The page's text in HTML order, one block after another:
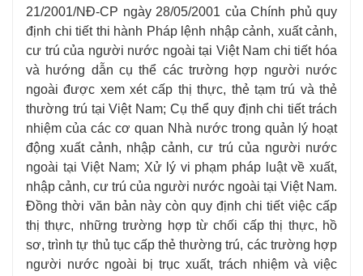
21/2001/NĐ-CP ngày 28/05/2001 của Chính phủ quy
định chi tiết thi hành Pháp lệnh nhập cảnh, xuất cảnh,
cư trú của người nước ngoài tại Việt Nam chi tiết hóa
và hướng dẫn cụ thể các trường hợp người nước
ngoài được xem xét cấp thị thực, thẻ tạm trú và thẻ
thường trú tại Việt Nam; Cụ thể quy định chi tiết trách
nhiệm của các cơ quan Nhà nước trong quản lý hoạt
động xuất cảnh, nhập cảnh, cư trú của người nước
ngoài tại Việt Nam; Xử lý vi phạm pháp luật về xuất,
nhập cảnh, cư trú của người nước ngoài tại Việt Nam.
Đồng thời văn bản này còn quy định chi tiết việc cấp
thị thực, những trường hợp từ chối cấp thị thực, hồ
sơ, trình tự thủ tục cấp thẻ thường trú, các trường hợp
người nước ngoài bị trục xuất, trách nhiệm và việc